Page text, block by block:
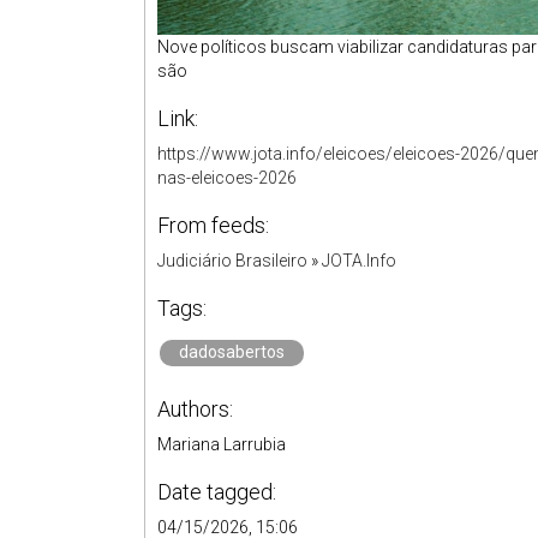
Nove políticos buscam viabilizar candidaturas
são
Link:
https://www.jota.info/eleicoes/eleicoes-2026/
nas-eleicoes-2026
From feeds:
Judiciário Brasileiro »JOTA.Info
Tags:
dadosabertos
Authors:
Mariana Larrubia
Date tagged:
04/15/2026, 15:06